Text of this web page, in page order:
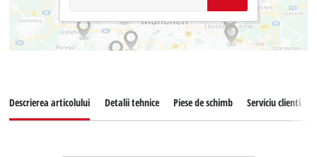
Descrierea articolului Detalii tehnice Piese de schimb Serviciu clienti